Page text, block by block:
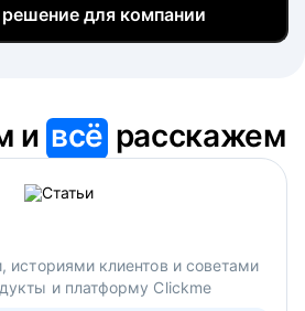
для компании
ивсё расскажем
историями клиентов и советами
и платформу Clickme